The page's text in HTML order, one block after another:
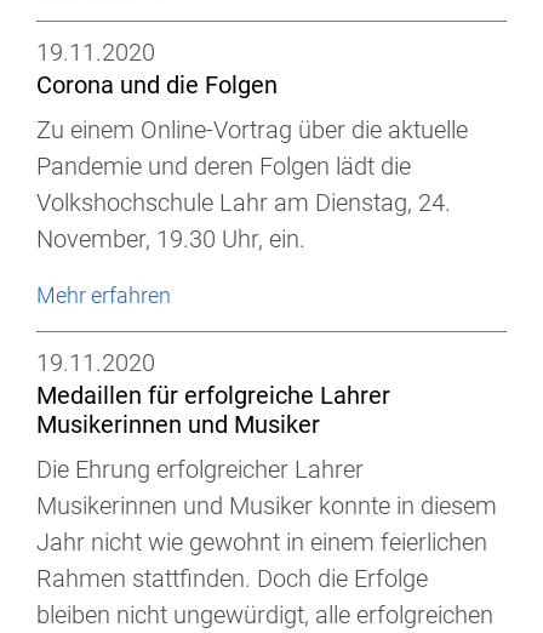
19.11.2020
Corona und die Folgen
Zu einem Online-Vortrag über die aktuelle
Pandemie und deren Folgen lädt die
Volkshochschule Lahr am Dienstag, 24.
November, 19.30 Uhr, ein.
Mehr erfahren
19.11.2020
Medaillen für erfolgreiche Lahrer
Musikerinnen und Musiker
Die Ehrung erfolgreicher Lahrer
Musikerinnen und Musiker konnte in diesem
Jahr nicht wie gewohnt in einem feierlichen
Rahmen stattfinden. Doch die Erfolge
bleiben nicht ungewürdigt, alle erfolgreichen